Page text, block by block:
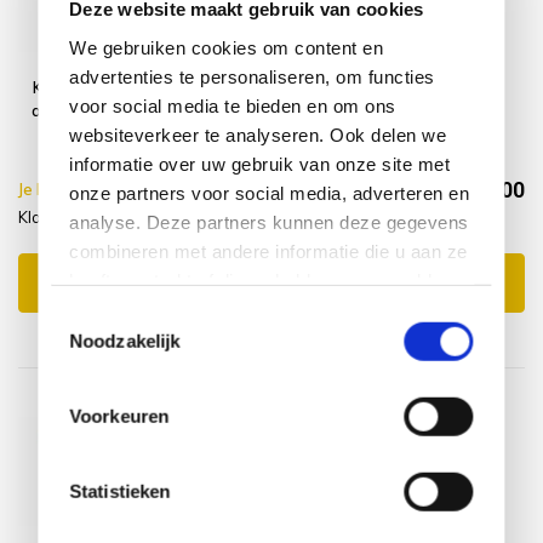
Deze website maakt gebruik van cookies
We gebruiken cookies om content en
advertenties te personaliseren, om functies
voor social media te bieden en om ons
websiteverkeer te analyseren. Ook delen we
informatie over uw gebruik van onze site met
onze partners voor social media, adverteren en
analyse. Deze partners kunnen deze gegevens
combineren met andere informatie die u aan ze
Noodzakelijk
Voorkeuren
Statistieken
Klaptafel 90 cm
achtkantig teak
Montagelevering
- Extra gemak &
geen afval
Je bespaart €20.00,- €464,00 €444,00
Klaptafel 90 cm + Service levering Incl. btw
Toevoegen aan winkelwagen